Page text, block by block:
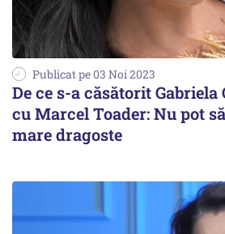
Publicat pe 03 Noi 2023
De ce s-a căsătorit Gabriela
cu Marcel Toader: Nu pot
mare dragoste